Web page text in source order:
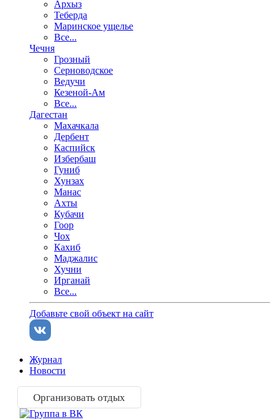
Архыз
Теберда
Маринское ущелье
Все...
Чечня
Грозный
Серноводское
Ведучи
Кезеной-Ам
Все...
Дагестан
Махачкала
Дербент
Каспийск
Избербаш
Гуниб
Хунзах
Манас
Ахты
Кубачи
Гоор
Чох
Кахиб
Маджалис
Хучни
Ирганай
Все...
Добавьте свой объект на сайт
Журнал
Новости
Организовать отдых